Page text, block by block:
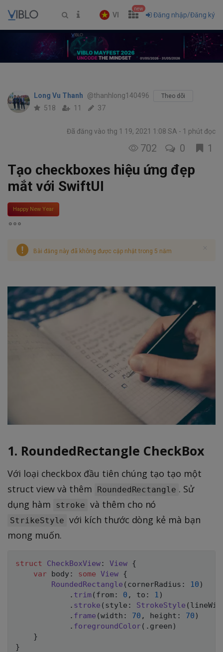
VI
new
Đăng nhập/Đăng ký
Long Vu Thanh @thanhlong140496 Theo dõi
518 11 37
Đã đăng vào thg 1 19, 2021 1:08 SA 1 phút đọc
702 0 1
Tạo checkboxes hiệu ứng đẹp
mắt với SwiftUI
Happy New Year
Bài đăng này đã không được cập nhật trong 5 năm
1. RoundedRectangle CheckBox
Với loại checkbox đầu tiên chúng tạo tạo một
struct view và thêm
RoundedRectangle . Sử
dụng hàm
stroke và thêm cho nó
StrikeStyle với kích thước dòng kẻ mà bạn
mong muốn.
struct CheckBoxView: View {
var body: some View {
RoundedRectangle ( cornerRadius : 10 )
. trim( from: 0 , to : 1 )
. stroke ( style : StrokeStyle (
. frame (width : 70 , height : 70 )
. foregroundColor( . green )
}
}